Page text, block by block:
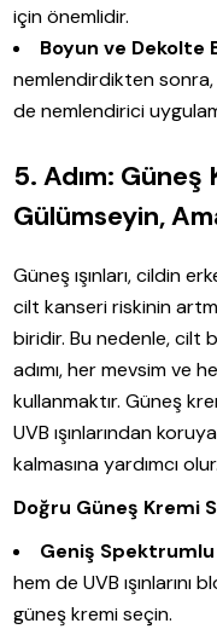
için önemlidir.
Boyun ve Dekolte
nemlendirdikten
de nemlendirici
5. Adım: Güneş
Gülümseyin,
Güneş ışınları, cildin
cilt kanseri riskinin
biridir. Bu nedenle, cilt
adımı, her mevsim ve
kullanmaktır. Güneş
UVB ışınlarından
kalmasına yardımcı olur.
Doğru Güneş Kremi
Geniş Spektrumlu
hem de UVB
güneş kremi seçin.